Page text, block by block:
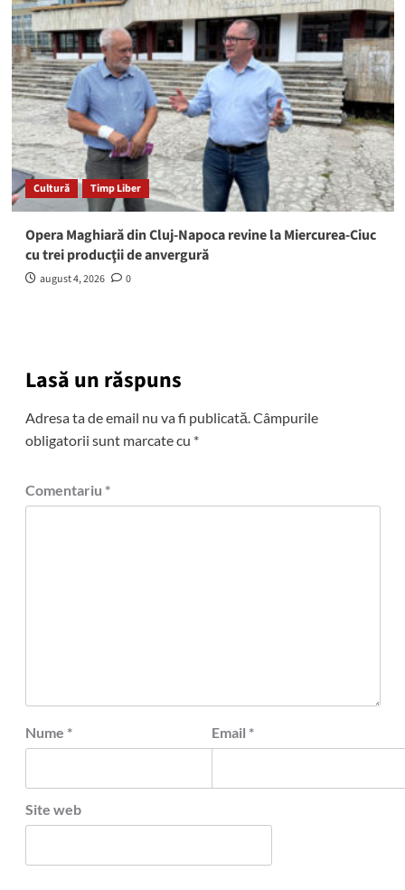
Cultură Timp Liber
Opera Maghiară din Cluj-Napoca revine la Miercurea-Ciuc
cu trei producţii de anvergură
august 4, 2026 0
Lasă un răspuns
Adresa ta de email nu va fi publicată.Câmpurile
obligatorii sunt marcate cu *
Comentariu *
Nume * Email *
Site web